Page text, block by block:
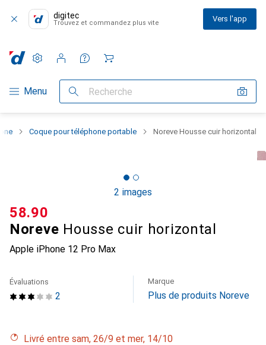
digitec
Trouvez et commandez plus vite Vers l'app
Navigation par catégorie
Menu Recherche
Paramètres
Compte client
Listes de comparaison
Listes d'envies
Panier
Coque pour téléphone portable Noreve Housse cuir horizontal
2 images
Noreve Housse cuir horizontal
Apple iPhone 12 Pro Max
CHF
58.90
2
Évaluations Marque
Plus de produits Noreve
Livré entre sam, 26/9 et mer, 14/10